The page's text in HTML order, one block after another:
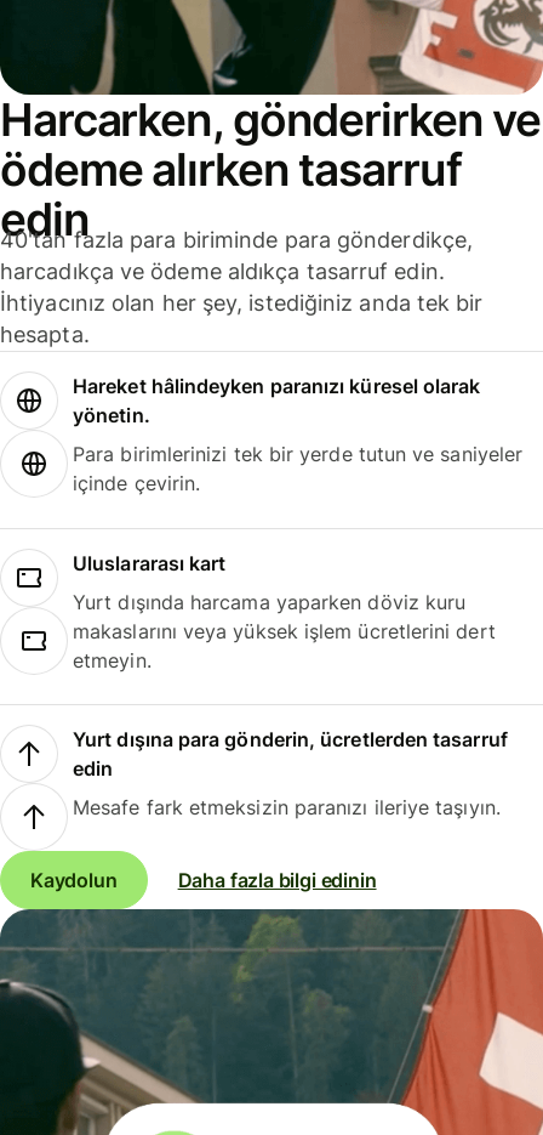
Harcarken, gönderirken ve
ödeme alırken tasarruf
edin
40'tan fazla para biriminde para gönderdikçe,
harcadıkça ve ödeme aldıkça tasarruf edin.
İhtiyacınız olan her şey, istediğiniz anda tek bir
hesapta.
Hareket hâlindeyken paranızı küresel olarak
yönetin.
Para birimlerinizi tek bir yerde tutun ve saniyeler
içinde çevirin.
Uluslararası kart
Yurt dışında harcama yaparken döviz kuru
makaslarını veya yüksek işlem ücretlerini dert
etmeyin.
Yurt dışına para gönderin, ücretlerden tasarruf
edin
Mesafe fark etmeksizin paranızı ileriye taşıyın.
Kaydolun Daha fazla bilgi edinin